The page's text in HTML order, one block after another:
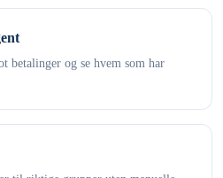
betalinger og se hvem som har